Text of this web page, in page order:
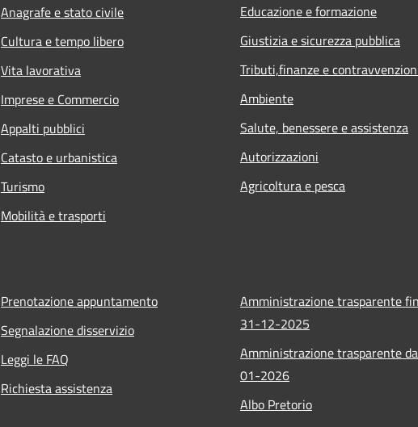
Anagrafe e stato civile
Cultura e tempo libero
Vita lavorativa
Imprese e Commercio
Appalti pubblici
Catasto e urbanistica
Turismo
Mobilità e trasporti
Educazione e formazione
Giustizia e sicurezza pubblica
Tributi,finanze e
Ambiente
Salute, benessere e assistenza
Autorizzazioni
Agricoltura e pesca
Prenotazione appuntamento
Segnalazione disservizio
Leggi le FAQ
Richiesta assistenza
Amministrazione trasparente
31-12-2025
Amministrazione trasparente
01-2026
Albo Pretorio